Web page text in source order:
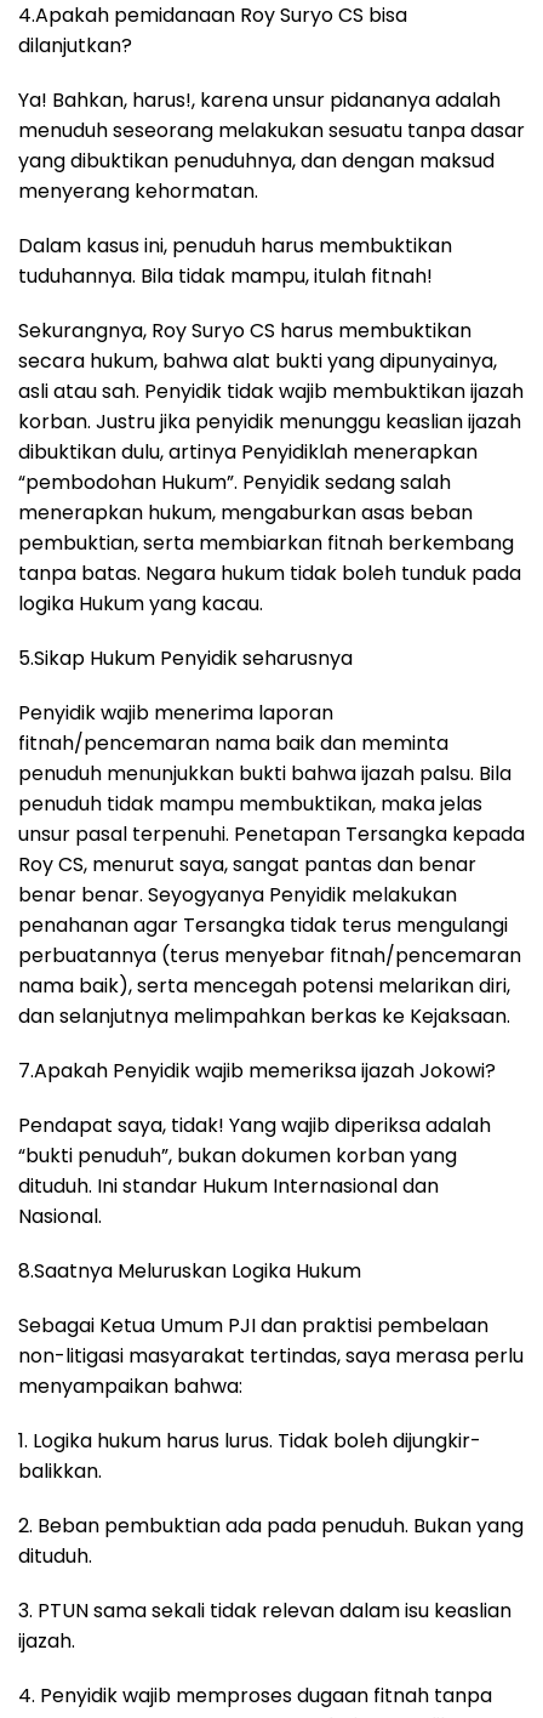
4.Apakah pemidanaan Roy Suryo CS bisa
dilanjutkan?
Ya! Bahkan, harus!, karena unsur pidananya adalah
menuduh seseorang melakukan sesuatu tanpa dasar
yang dibuktikan penuduhnya, dan dengan maksud
menyerang kehormatan.
Dalam kasus ini, penuduh harus membuktikan
tuduhannya. Bila tidak mampu, itulah fitnah!
Sekurangnya, Roy Suryo CS harus membuktikan
secara hukum, bahwa alat bukti yang dipunyainya,
asli atau sah. Penyidik tidak wajib membuktikan ijazah
korban. Justru jika penyidik menunggu keaslian ijazah
dibuktikan dulu, artinya Penyidiklah menerapkan
“pembodohan Hukum”. Penyidik sedang salah
menerapkan hukum, mengaburkan asas beban
pembuktian, serta membiarkan fitnah berkembang
tanpa batas. Negara hukum tidak boleh tunduk pada
logika Hukum yang kacau.
5.Sikap Hukum Penyidik seharusnya
Penyidik wajib menerima laporan
fitnah/pencemaran nama baik dan meminta
penuduh menunjukkan bukti bahwa ijazah palsu. Bila
penuduh tidak mampu membuktikan, maka jelas
unsur pasal terpenuhi. Penetapan Tersangka kepada
Roy CS, menurut saya, sangat pantas dan benar
benar benar. Seyogyanya Penyidik melakukan
penahanan agar Tersangka tidak terus mengulangi
perbuatannya (terus menyebar fitnah/pencemaran
nama baik), serta mencegah potensi melarikan diri,
dan selanjutnya melimpahkan berkas ke Kejaksaan.
7.Apakah Penyidik wajib memeriksa ijazah Jokowi?
Pendapat saya, tidak! Yang wajib diperiksa adalah
“bukti penuduh”, bukan dokumen korban yang
dituduh. Ini standar Hukum Internasional dan
Nasional.
8.Saatnya Meluruskan Logika Hukum
Sebagai Ketua Umum PJI dan praktisi pembelaan
non-litigasi masyarakat tertindas, saya merasa perlu
menyampaikan bahwa:
1. Logika hukum harus lurus. Tidak boleh dijungkir-
balikkan.
2. Beban pembuktian ada pada penuduh. Bukan yang
dituduh.
3. PTUN sama sekali tidak relevan dalam isu keaslian
ijazah.
4. Penyidik wajib memproses dugaan fitnah tanpa